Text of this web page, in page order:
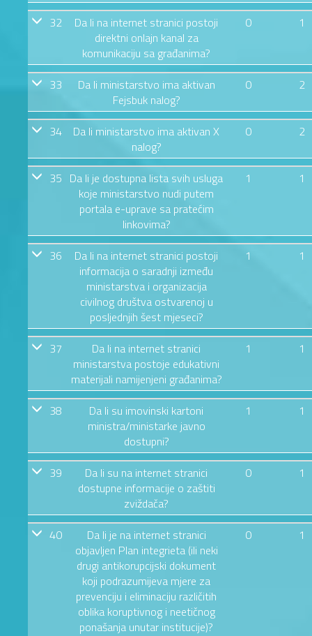
32
Da li na internet stranici postoji
direktni onlajn kanal za
komunikaciju sa građanima?
0 1
33
Da li ministarstvo ima aktivan
Fejsbuk nalog?
0 2
34
Da li ministarstvo ima aktivan X
nalog?
0 2
35 Da li je dostupna lista svih usluga
koje ministarstvo nudi putem
portala e-uprave sa pratećim
linkovima?
1 1
36
Da li na internet stranici postoji
informacija o saradnji između
ministarstva i organizacija
civilnog društva ostvarenoj u
posljednjih šest mjeseci?
1 1
37
Da li na internet stranici
ministarstva postoje edukativni
materijali namijenjeni građanima?
1 1
38
Da li su imovinski kartoni
ministra/ministarke javno
dostupni?
1 1
39
Da li su na internet stranici
dostupne informacije o zaštiti
zviždača?
0 1
40
Da li je na internet stranici
objavljen Plan integrieta (ili neki
drugi antikorupcijski dokument
koji podrazumijeva mjere za
prevenciju i eliminaciju različitih
oblika koruptivnog i neetičnog
ponašanja unutar institucije)?
0 1